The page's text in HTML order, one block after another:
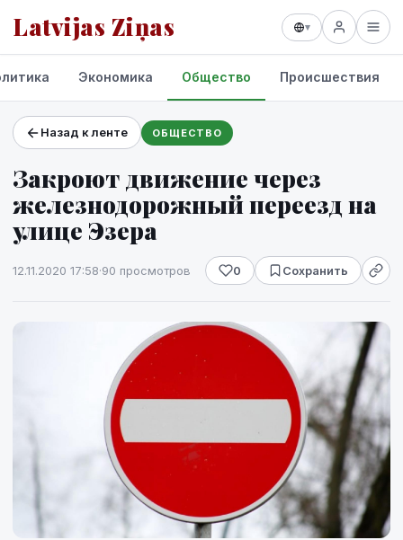
Latvijas Ziņas ▾
Проекты и сервисы
Прогноз погоды
Экономика Общество Происшествия
Назад к ленте ОБЩЕСТВО
Закроют движение через
железнодорожный переезд на
улице Эзера
12.11.2020 17:58·90 просмотров 0 Сохранить